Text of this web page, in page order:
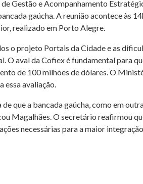
Gestão e Acompanhamento
gaúcha. A reunião acontece às
realizado em Porto Alegre.
o projeto Portais da Cidade e as
O aval da Cofiex é fundamental para
de 100 milhões de dólares. O
essa avaliação.
de que a bancada gaúcha, como em
Magalhães. O secretário reafirmou
necessárias para a maior